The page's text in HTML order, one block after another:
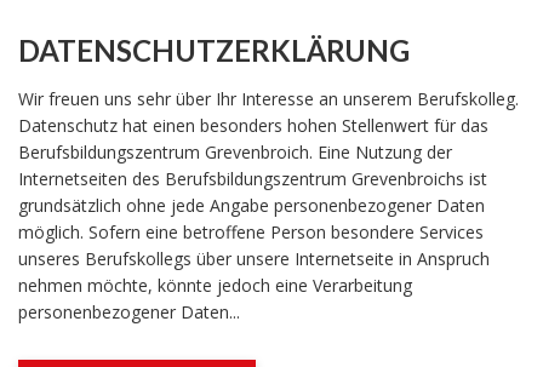
DATENSCHUTZERKLÄRUNG
Wir freuen uns sehr über Ihr Interesse an unserem Berufskolleg.
Datenschutz hat einen besonders hohen Stellenwert für das
Berufsbildungszentrum Grevenbroich. Eine Nutzung der
Internetseiten des Berufsbildungszentrum Grevenbroichs ist
grundsätzlich ohne jede Angabe personenbezogener Daten
möglich. Sofern eine betroffene Person besondere Services
unseres Berufskollegs über unsere Internetseite in Anspruch
nehmen möchte, könnte jedoch eine Verarbeitung
personenbezogener Daten...